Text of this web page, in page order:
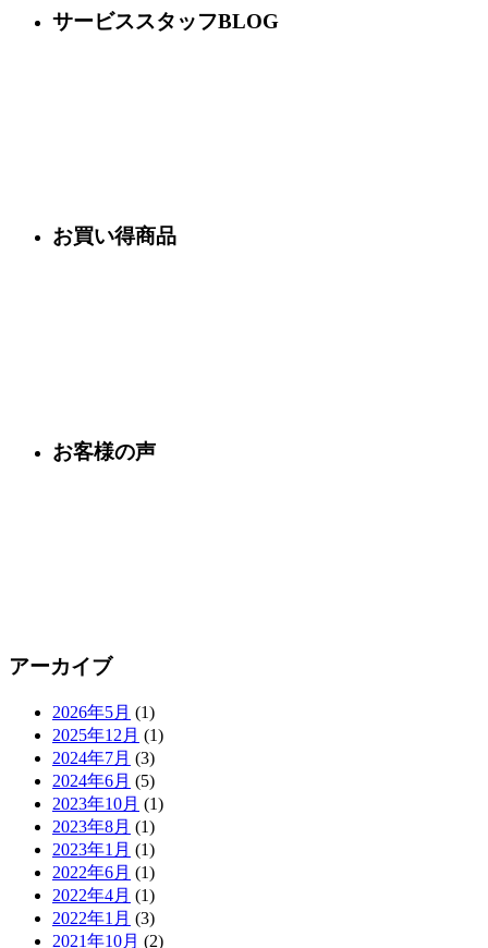
サービススタッフBLOG
お買い得商品
お客様の声
アーカイブ
2026年5月 (1)
2025年12月 (1)
2024年7月 (3)
2024年6月 (5)
2023年10月 (1)
2023年8月 (1)
2023年1月 (1)
2022年6月 (1)
2022年4月 (1)
2022年1月 (3)
2021年10月 (2)